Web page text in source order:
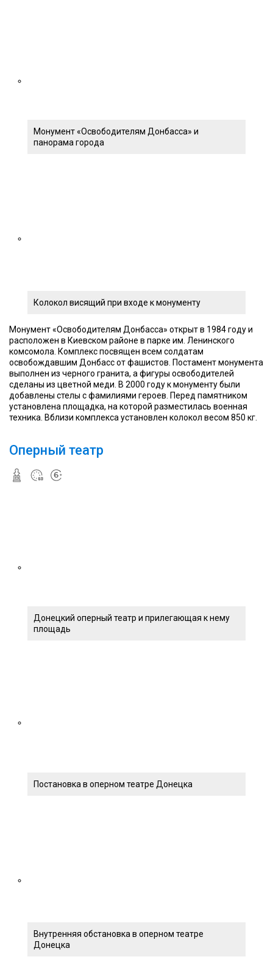
Монумент «Освободителям Донбасса» и
панорама города
Колокол висящий при входе к монументу
Монумент «Освободителям Донбасса» открыт в 1984 году и
расположен в Киевском районе в парке им. Ленинского
комсомола. Комплекс посвящен всем солдатам
освобождавшим Донбасс от фашистов. Постамент монумента
выполнен из черного гранита, а фигуры освободителей
сделаны из цветной меди. В 2000 году к монументу были
добавлены стелы с фамилиями героев. Перед памятником
установлена площадка, на которой разместилась военная
техника. Вблизи комплекса установлен колокол весом 850 кг.
Оперный театр
Донецкий оперный театр и прилегающая к нему
площадь
Постановка в оперном театре Донецка
Внутренняя обстановка в оперном театре
Донецка